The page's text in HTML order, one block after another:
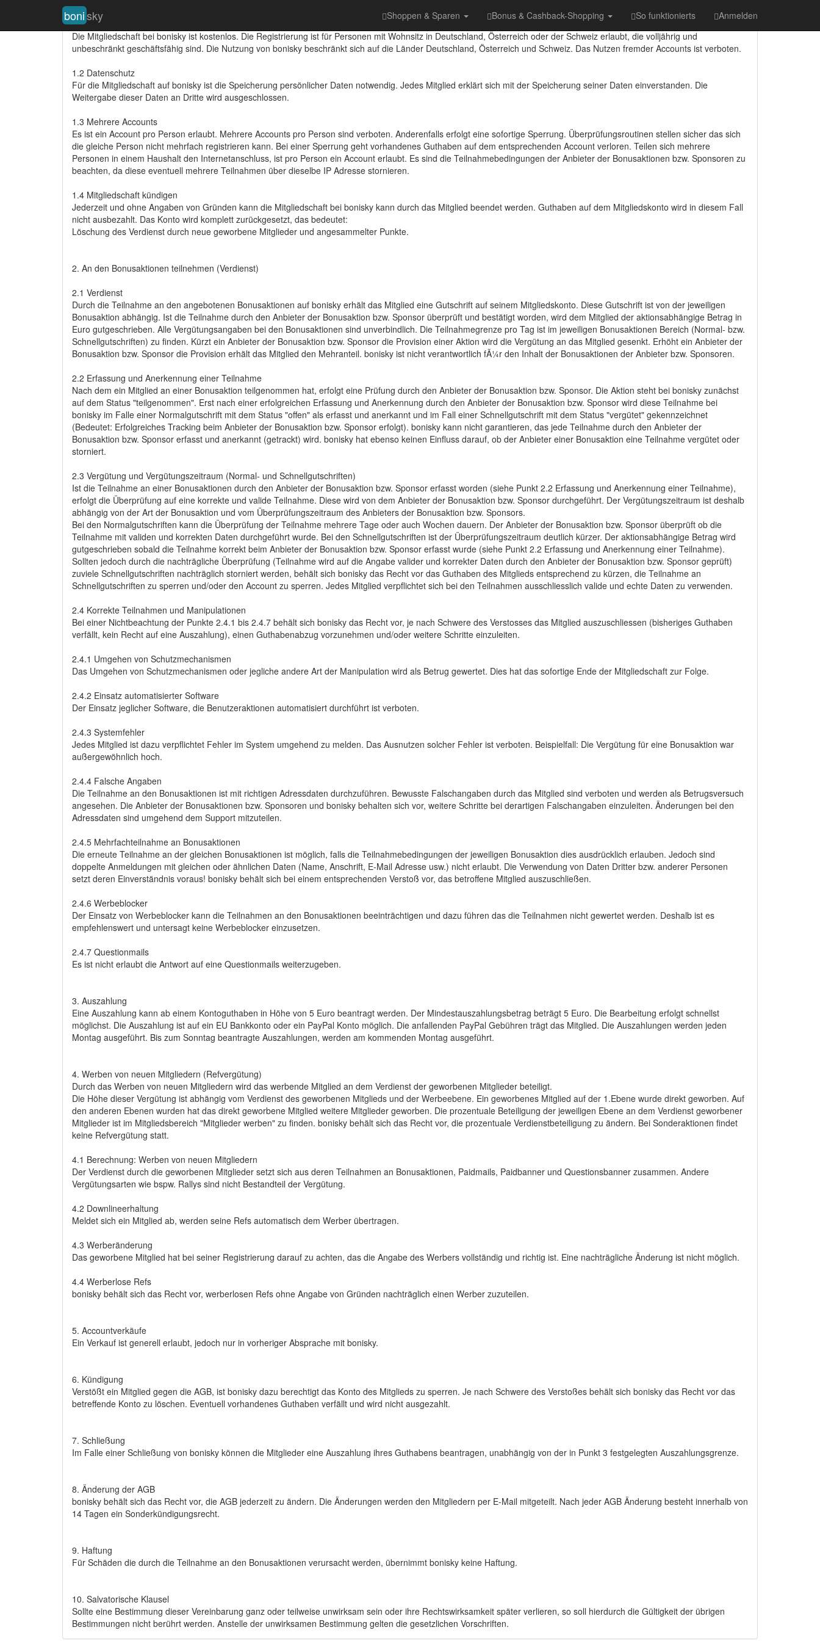
bonisky Shoppen & Sparen Bonus & Cashback-Shopping So funktionierts Anmelden
1. Mitgliedschaft
Die Mitgliedschaft bei bonisky ist kostenlos. Die Registrierung ist für Personen mit Wohnsitz in Deutschland, Österreich oder der Schweiz erlaubt, die volljährig und
unbeschränkt geschäftsfähig sind. Die Nutzung von bonisky beschränkt sich auf die Länder Deutschland, Österreich und Schweiz. Das Nutzen fremder Accounts ist verboten.
1.2 Datenschutz
Für die Mitgliedschaft auf bonisky ist die Speicherung persönlicher Daten notwendig. Jedes Mitglied erklärt sich mit der Speicherung seiner Daten einverstanden. Die
Weitergabe dieser Daten an Dritte wird ausgeschlossen.
1.3 Mehrere Accounts
Es ist ein Account pro Person erlaubt. Mehrere Accounts pro Person sind verboten. Anderenfalls erfolgt eine sofortige Sperrung. Überprüfungsroutinen stellen sicher das sich
die gleiche Person nicht mehrfach registrieren kann. Bei einer Sperrung geht vorhandenes Guthaben auf dem entsprechenden Account verloren. Teilen sich mehrere
Personen in einem Haushalt den Internetanschluss, ist pro Person ein Account erlaubt. Es sind die Teilnahmebedingungen der Anbieter der Bonusaktionen bzw. Sponsoren zu
beachten, da diese eventuell mehrere Teilnahmen über dieselbe IP Adresse stornieren.
1.4 Mitgliedschaft kündigen
Jederzeit und ohne Angaben von Gründen kann die Mitgliedschaft bei bonisky kann durch das Mitglied beendet werden. Guthaben auf dem Mitgliedskonto wird in diesem Fall
nicht ausbezahlt. Das Konto wird komplett zurückgesetzt, das bedeutet:
Löschung des Verdienst durch neue geworbene Mitglieder und angesammelter Punkte.
2. An den Bonusaktionen teilnehmen (Verdienst)
2.1 Verdienst
Durch die Teilnahme an den angebotenen Bonusaktionen auf bonisky erhält das Mitglied eine Gutschrift auf seinem Mitgliedskonto. Diese Gutschrift ist von der jeweiligen
Bonusaktion abhängig. Ist die Teilnahme durch den Anbieter der Bonusaktion bzw. Sponsor überprüft und bestätigt worden, wird dem Mitglied der aktionsabhängige Betrag in
Euro gutgeschrieben. Alle Vergütungsangaben bei den Bonusaktionen sind unverbindlich. Die Teilnahmegrenze pro Tag ist im jeweiligen Bonusaktionen Bereich (Normal- bzw.
Schnellgutschriften) zu finden. Kürzt ein Anbieter der Bonusaktion bzw. Sponsor die Provision einer Aktion wird die Vergütung an das Mitglied gesenkt. Erhöht ein Anbieter der
Bonusaktion bzw. Sponsor die Provision erhält das Mitglied den Mehranteil. bonisky ist nicht verantwortlich fÃ¼r den Inhalt der Bonusaktionen der Anbieter bzw. Sponsoren.
2.2 Erfassung und Anerkennung einer Teilnahme
Nach dem ein Mitglied an einer Bonusaktion teilgenommen hat, erfolgt eine Prüfung durch den Anbieter der Bonusaktion bzw. Sponsor. Die Aktion steht bei bonisky zunächst
auf dem Status "teilgenommen". Erst nach einer erfolgreichen Erfassung und Anerkennung durch den Anbieter der Bonusaktion bzw. Sponsor wird diese Teilnahme bei
bonisky im Falle einer Normalgutschrift mit dem Status "offen" als erfasst und anerkannt und im Fall einer Schnellgutschrift mit dem Status "vergütet" gekennzeichnet
(Bedeutet: Erfolgreiches Tracking beim Anbieter der Bonusaktion bzw. Sponsor erfolgt). bonisky kann nicht garantieren, das jede Teilnahme durch den Anbieter der
Bonusaktion bzw. Sponsor erfasst und anerkannt (getrackt) wird. bonisky hat ebenso keinen Einfluss darauf, ob der Anbieter einer Bonusaktion eine Teilnahme vergütet oder
storniert.
2.3 Vergütung und Vergütungszeitraum (Normal- und Schnellgutschriften)
Ist die Teilnahme an einer Bonusaktionen durch den Anbieter der Bonusaktion bzw. Sponsor erfasst worden (siehe Punkt 2.2 Erfassung und Anerkennung einer Teilnahme),
erfolgt die Überprüfung auf eine korrekte und valide Teilnahme. Diese wird von dem Anbieter der Bonusaktion bzw. Sponsor durchgeführt. Der Vergütungszeitraum ist deshalb
abhängig von der Art der Bonusaktion und vom Überprüfungszeitraum des Anbieters der Bonusaktion bzw. Sponsors.
Bei den Normalgutschriften kann die Überprüfung der Teilnahme mehrere Tage oder auch Wochen dauern. Der Anbieter der Bonusaktion bzw. Sponsor überprüft ob die
Teilnahme mit validen und korrekten Daten durchgeführt wurde. Bei den Schnellgutschriften ist der Überprüfungszeitraum deutlich kürzer. Der aktionsabhängige Betrag wird
gutgeschrieben sobald die Teilnahme korrekt beim Anbieter der Bonusaktion bzw. Sponsor erfasst wurde (siehe Punkt 2.2 Erfassung und Anerkennung einer Teilnahme).
Sollten jedoch durch die nachträgliche Überprüfung (Teilnahme wird auf die Angabe valider und korrekter Daten durch den Anbieter der Bonusaktion bzw. Sponsor geprüft)
zuviele Schnellgutschriften nachträglich storniert werden, behält sich bonisky das Recht vor das Guthaben des Mitglieds entsprechend zu kürzen, die Teilnahme an
Schnellgutschriften zu sperren und/oder den Account zu sperren. Jedes Mitglied verpflichtet sich bei den Teilnahmen ausschliesslich valide und echte Daten zu verwenden.
2.4 Korrekte Teilnahmen und Manipulationen
Bei einer Nichtbeachtung der Punkte 2.4.1 bis 2.4.7 behält sich bonisky das Recht vor, je nach Schwere des Verstosses das Mitglied auszuschliessen (bisheriges Guthaben
verfällt, kein Recht auf eine Auszahlung), einen Guthabenabzug vorzunehmen und/oder weitere Schritte einzuleiten.
2.4.1 Umgehen von Schutzmechanismen
Das Umgehen von Schutzmechanismen oder jegliche andere Art der Manipulation wird als Betrug gewertet. Dies hat das sofortige Ende der Mitgliedschaft zur Folge.
2.4.2 Einsatz automatisierter Software
Der Einsatz jeglicher Software, die Benutzeraktionen automatisiert durchführt ist verboten.
2.4.3 Systemfehler
Jedes Mitglied ist dazu verpflichtet Fehler im System umgehend zu melden. Das Ausnutzen solcher Fehler ist verboten. Beispielfall: Die Vergütung für eine Bonusaktion war
außergewöhnlich hoch.
2.4.4 Falsche Angaben
Die Teilnahme an den Bonusaktionen ist mit richtigen Adressdaten durchzuführen. Bewusste Falschangaben durch das Mitglied sind verboten und werden als Betrugsversuch
angesehen. Die Anbieter der Bonusaktionen bzw. Sponsoren und bonisky behalten sich vor, weitere Schritte bei derartigen Falschangaben einzuleiten. Änderungen bei den
Adressdaten sind umgehend dem Support mitzuteilen.
2.4.5 Mehrfachteilnahme an Bonusaktionen
Die erneute Teilnahme an der gleichen Bonusaktionen ist möglich, falls die Teilnahmebedingungen der jeweiligen Bonusaktion dies ausdrücklich erlauben. Jedoch sind
doppelte Anmeldungen mit gleichen oder ähnlichen Daten (Name, Anschrift, E-Mail Adresse usw.) nicht erlaubt. Die Verwendung von Daten Dritter bzw. anderer Personen
setzt deren Einverständnis voraus! bonisky behält sich bei einem entsprechenden Verstoß vor, das betroffene Mitglied auszuschließen.
2.4.6 Werbeblocker
Der Einsatz von Werbeblocker kann die Teilnahmen an den Bonusaktionen beeinträchtigen und dazu führen das die Teilnahmen nicht gewertet werden. Deshalb ist es
empfehlenswert und untersagt keine Werbeblocker einzusetzen.
2.4.7 Questionmails
Es ist nicht erlaubt die Antwort auf eine Questionmails weiterzugeben.
3. Auszahlung
Eine Auszahlung kann ab einem Kontoguthaben in Höhe von 5 Euro beantragt werden. Der Mindestauszahlungsbetrag beträgt 5 Euro. Die Bearbeitung erfolgt schnellst
möglichst. Die Auszahlung ist auf ein EU Bankkonto oder ein PayPal Konto möglich. Die anfallenden PayPal Gebühren trägt das Mitglied. Die Auszahlungen werden jeden
Montag ausgeführt. Bis zum Sonntag beantragte Auszahlungen, werden am kommenden Montag ausgeführt.
4. Werben von neuen Mitgliedern (Refvergütung)
Durch das Werben von neuen Mitgliedern wird das werbende Mitglied an dem Verdienst der geworbenen Mitglieder beteiligt.
Die Höhe dieser Vergütung ist abhängig vom Verdienst des geworbenen Mitglieds und der Werbeebene. Ein geworbenes Mitglied auf der 1.Ebene wurde direkt geworben. Auf
den anderen Ebenen wurden hat das direkt geworbene Mitglied weitere Mitglieder geworben. Die prozentuale Beteiligung der jeweiligen Ebene an dem Verdienst geworbener
Mitglieder ist im Mitgliedsbereich "Mitglieder werben" zu finden. bonisky behält sich das Recht vor, die prozentuale Verdienstbeteiligung zu ändern. Bei Sonderaktionen findet
keine Refvergütung statt.
4.1 Berechnung: Werben von neuen Mitgliedern
Der Verdienst durch die geworbenen Mitglieder setzt sich aus deren Teilnahmen an Bonusaktionen, Paidmails, Paidbanner und Questionsbanner zusammen. Andere
Vergütungsarten wie bspw. Rallys sind nicht Bestandteil der Vergütung.
4.2 Downlineerhaltung
Meldet sich ein Mitglied ab, werden seine Refs automatisch dem Werber übertragen.
4.3 Werberänderung
Das geworbene Mitglied hat bei seiner Registrierung darauf zu achten, das die Angabe des Werbers vollständig und richtig ist. Eine nachträgliche Änderung ist nicht möglich.
4.4 Werberlose Refs
bonisky behält sich das Recht vor, werberlosen Refs ohne Angabe von Gründen nachträglich einen Werber zuzuteilen.
5. Accountverkäufe
Ein Verkauf ist generell erlaubt, jedoch nur in vorheriger Absprache mit bonisky.
6. Kündigung
Verstößt ein Mitglied gegen die AGB, ist bonisky dazu berechtigt das Konto des Mitglieds zu sperren. Je nach Schwere des Verstoßes behält sich bonisky das Recht vor das
betreffende Konto zu löschen. Eventuell vorhandenes Guthaben verfällt und wird nicht ausgezahlt.
7. Schließung
Im Falle einer Schließung von bonisky können die Mitglieder eine Auszahlung ihres Guthabens beantragen, unabhängig von der in Punkt 3 festgelegten Auszahlungsgrenze.
8. Änderung der AGB
bonisky behält sich das Recht vor, die AGB jederzeit zu ändern. Die Änderungen werden den Mitgliedern per E-Mail mitgeteilt. Nach jeder AGB Änderung besteht innerhalb von
14 Tagen ein Sonderkündigungsrecht.
9. Haftung
Für Schäden die durch die Teilnahme an den Bonusaktionen verursacht werden, übernimmt bonisky keine Haftung.
10. Salvatorische Klausel
Sollte eine Bestimmung dieser Vereinbarung ganz oder teilweise unwirksam sein oder ihre Rechtswirksamkeit später verlieren, so soll hierdurch die Gültigkeit der übrigen
Bestimmungen nicht berührt werden. Anstelle der unwirksamen Bestimmung gelten die gesetzlichen Vorschriften.